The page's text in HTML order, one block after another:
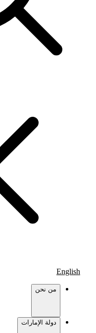
English
من نحن
دولة الإمارات